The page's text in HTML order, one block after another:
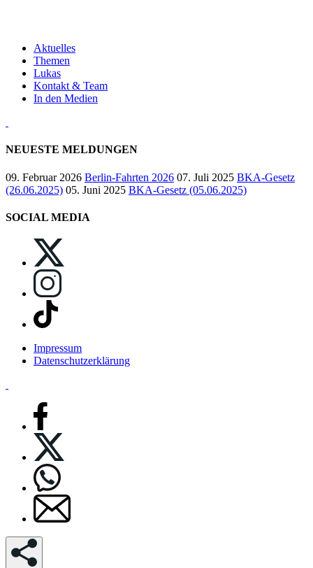
Aktuelles
Themen
Lukas
Kontakt & Team
In den Medien
NEUESTE MELDUNGEN
09. Februar 2026 Berlin-Fahrten 2026 07. Juli 2025 BKA-Gesetz
(26.06.2025) 05. Juni 2025 BKA-Gesetz (05.06.2025)
SOCIAL MEDIA
Impressum
Datenschutzerklärung